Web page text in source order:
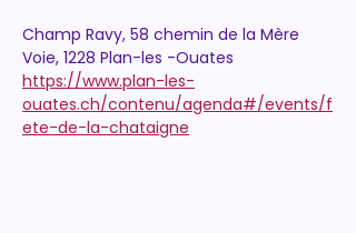
Champ Ravy, 58 chemin de la Mère
Voie, 1228 Plan-les -Ouates
https://www.plan-les-
ouates.ch/contenu/agenda#/events/f
ete-de-la-chataigne